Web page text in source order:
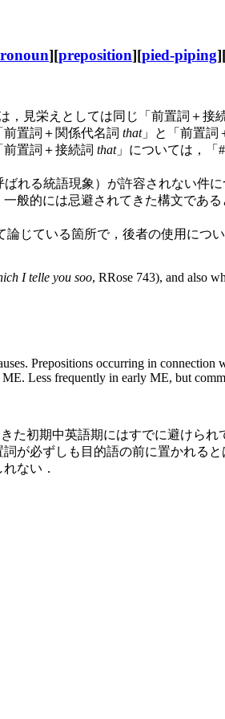
][preposition][pied-piping
，見栄えとしては同じ「前置詞＋接
置詞＋関係代名詞 that」と「前置詞
置詞＋接続詞 that」については，「
ばれる統語現象）が許容されない件
的には忌避されてきた構文であ
論じている箇所で，後者の使用につ
I telle you soo, RRose 743), and also
Prepositions occurring in connection
Less frequently in early ME, but
た初期中英語期にはすでに避けら
が必ずしも目的語の前に置かれる
ない．